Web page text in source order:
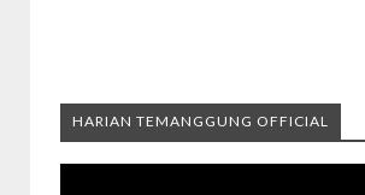
HARIAN TEMANGGUNG OFFICIAL